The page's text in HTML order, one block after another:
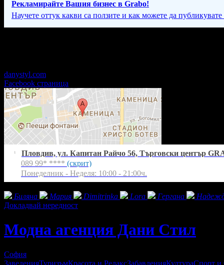
Рекламирайте Вашия бизнес в Grabo!
Научете оттук какви са ползите и как можете да публикувате
danystyl.com
Facebook страница
1
Пловдив, ул. Капитан Райчо 56, Търговски център
089 99* **** (скрит)
Понеделник - Неделя: 10:00 - 21:00ч.
Биляна
Мария Dimitrinka Lora Гергана
Докладвай нередност
Модна агенция Дани Стил
София
ЗаведенияТуризъмКрасота и РелаксЗабавленияКултураСпорт и